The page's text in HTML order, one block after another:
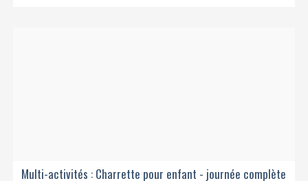
Multi-activités : Charrette pour enfant - journée complète